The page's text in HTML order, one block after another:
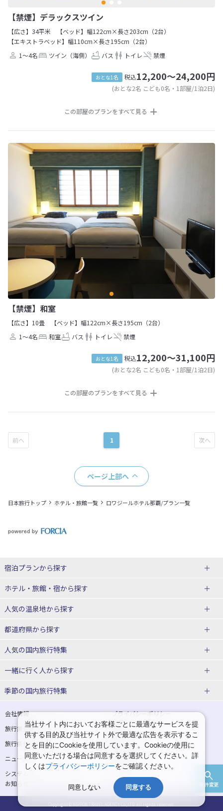
条件変更
【禁煙】デラックスツイン
【広さ】34平米
【ベッド】幅122cm×長さ203cm（2台）
【エキストラベッド】幅110cm×長さ195cm（2台）
1～4名
ツイン（海側） バス トイレ 禁煙
おとな1名 税込12,200～24,200円
(おとな2名 こども0名・1部屋/1泊2日)
この部屋のプランをすべて見る
【禁煙】和室
【広さ】10畳
【ベッド】幅122cm×長さ195cm（2台）
1～4名
和室 バス トイレ 禁煙
おとな1名 税込12,200～31,100円
(おとな2名 こども0名・1部屋/1泊2日)
この部屋のプランをすべて見る
1
ページ上部へ
日本旅行トップ ホテル・旅館一覧 ロワジールホテル那覇/プラン一覧
宿泊プランから探す
北海道
東北
青森県
宮城県
山形県
関東
埼玉県 千葉県
茨城県 栃木県
北陸
富山県 石川県
ホテル・旅館・宿から探す
北海道ホテル・旅館
青森県ホテル・旅館
宮城県ホテル・旅館
山形県ホテル・旅館
東京都ホテル・旅館 神奈川県ホテル・旅館
埼玉県ホテル・旅館 千葉県ホテル・旅館
茨城県ホテル・旅館 栃木県ホテル・旅館
群馬県ホテル・旅館
人気の温泉地から探す
北海道
湯の川温泉(北海道)
十勝川温泉(北海道)
洞爺湖温泉(北海道)
層雲峡温泉(北海道)
東北
花巻温泉(岩手) 蔵王温泉(山形)
かみのやま温泉(山形) 鳴子温泉(宮城)
秋保温泉(宮城) 飯坂温泉(福島)
都道府県から探す
北海道旅行・ツアー
東北
青森旅行・ツアー 岩手旅行・ツアー
宮城旅行・ツアー 秋田旅行・ツアー
山形旅行・ツアー 福島旅行・ツアー
東京旅行・ツアー 神奈川旅行・ツアー
埼玉旅行・ツアー 千葉旅行・ツアー
人気の国内旅行特集
東京ディズニーリゾート®への旅
ユニバーサル・スタジオ・ジャパ
一緒に行く人から探す
一人旅 国内版
カップル・夫婦旅行 国内版 女子旅 国内版
卒業旅行・学生旅行 国内版
季節の国内旅行特集
桜・お花見特集
ゴールデンウィーク（GW）の国内
旅行
夏休み・お盆の国内旅行 7月の国内旅行
8月の国内旅行 9月の国内旅行
10月の国内旅行 11月の国内旅行
紅葉旅行
会社情報
プライバシーポリシー
旅行業登録票・約款
規約集
旅行条件書
商標について
ニュースリリース
採用情報
システムメンテナンスの
お知らせ
当社サイト内においてお客様ごとに最適なサービスを提
供する目的及び当社サイト外で最適な広告を表示するこ
とを目的にCookieを使用しています。Cookieの使用に
同意いただける場合は同意するを選択してください。詳
しくはプライバシーポリシーをご確認ください。
同意しない 同意する